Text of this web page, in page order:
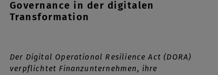
Governance in der digitalen
Transformation
Der Digital Operational Resilience Act (DORA)
verpflichtet Finanzunternehmen, ihre